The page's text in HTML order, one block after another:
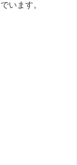
います。